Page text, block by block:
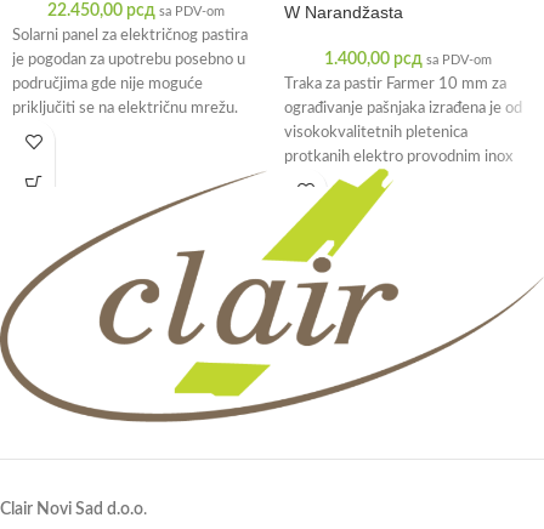
22.450,00 рсд sa PDV-om
Solarni panel za električnog pastira
je pogodan za upotrebu posebno u
područjima gde nije moguće
priključiti se na električnu mrežu.
W Narandžasta
1.400,00 рсд sa PDV-om
Traka za pastir Farmer 10 mm za
ograđivanje pašnjaka izrađena je od
visokokvalitetnih pletenica
protkanih elektro provodnim inox
žicama, što
Clair Novi Sad d.o.o.